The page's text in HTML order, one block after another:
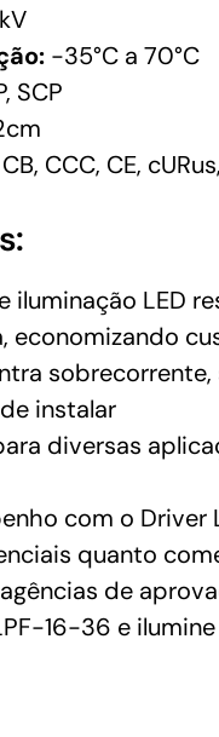
-35°C a 70°C
SCP
CB, CCC, CE,
iluminação LED
economizando
instalar
diversas
com o Driver
quanto
de
16-36 e